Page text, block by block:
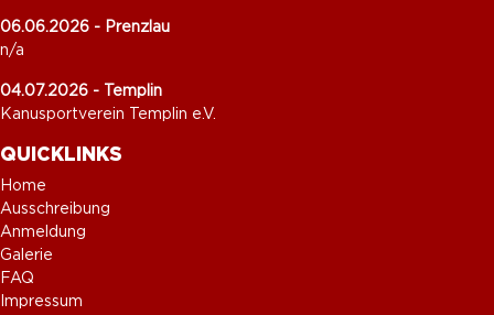
06.06.2026 - Prenzlau
n/a
04.07.2026 - Templin
Kanusportverein Templin e.V.
QUICKLINKS
Home
Ausschreibung
Anmeldung
Galerie
FAQ
Impressum